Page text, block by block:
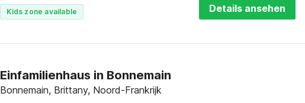
Kids zone available Details ansehen
Einfamilienhaus in Bonnemain
Bonnemain, Brittany, Noord-Frankrijk